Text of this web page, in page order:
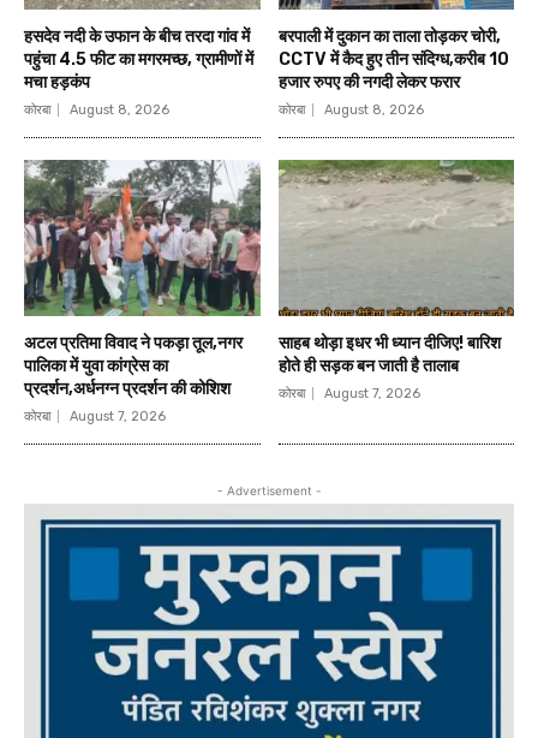
हसदेव नदी के उफान के बीच तरदा गांव में
पहुंचा 4.5 फीट का मगरमच्छ, ग्रामीणों में
मचा हड़कंप
कोरबा August 8, 2026
बरपाली में दुकान का ताला तोड़कर चोरी,
CCTV में कैद हुए तीन संदिग्ध,करीब 10
हजार रुपए की नगदी लेकर फरार
कोरबा August 8, 2026
अटल प्रतिमा विवाद ने पकड़ा तूल,नगर
पालिका में युवा कांग्रेस का
प्रदर्शन,अर्धनग्न प्रदर्शन की कोशिश
कोरबा August 7, 2026
साहब थोड़ा इधर भी ध्यान दीजिए! बारिश
होते ही सड़क बन जाती है तालाब
कोरबा August 7, 2026
- Advertisement -